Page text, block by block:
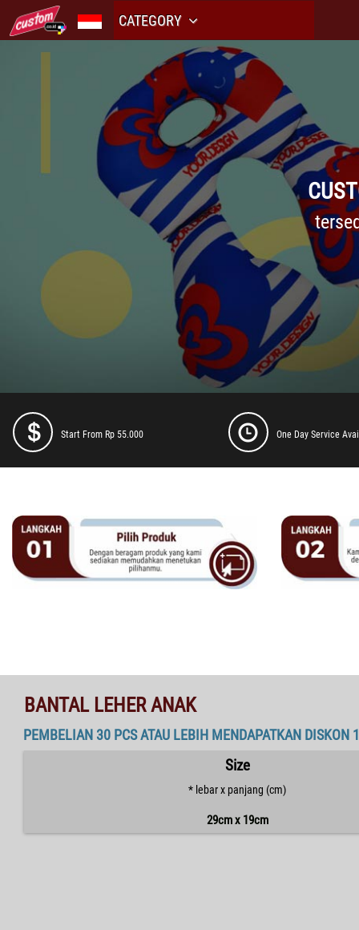
CATEGORY
Start From Rp 55.000 One Day Service
BANTAL LEHER ANAK
PEMBELIAN 30 PCS ATAU LEBIH MENDAPATKAN DISKON
Size
* lebar x panjang (cm)
29cm x 19cm